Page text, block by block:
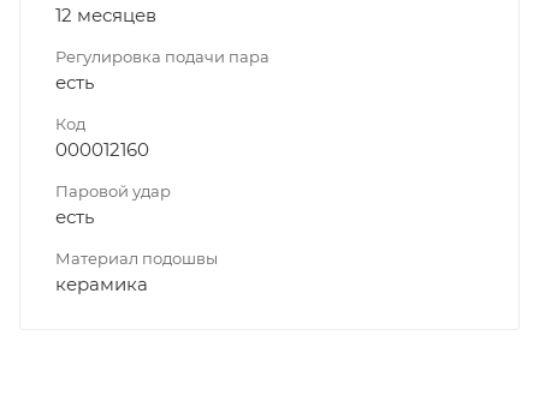
12 месяцев
Регулировка подачи пара
есть
Код
000012160
Паровой удар
есть
Материал подошвы
керамика